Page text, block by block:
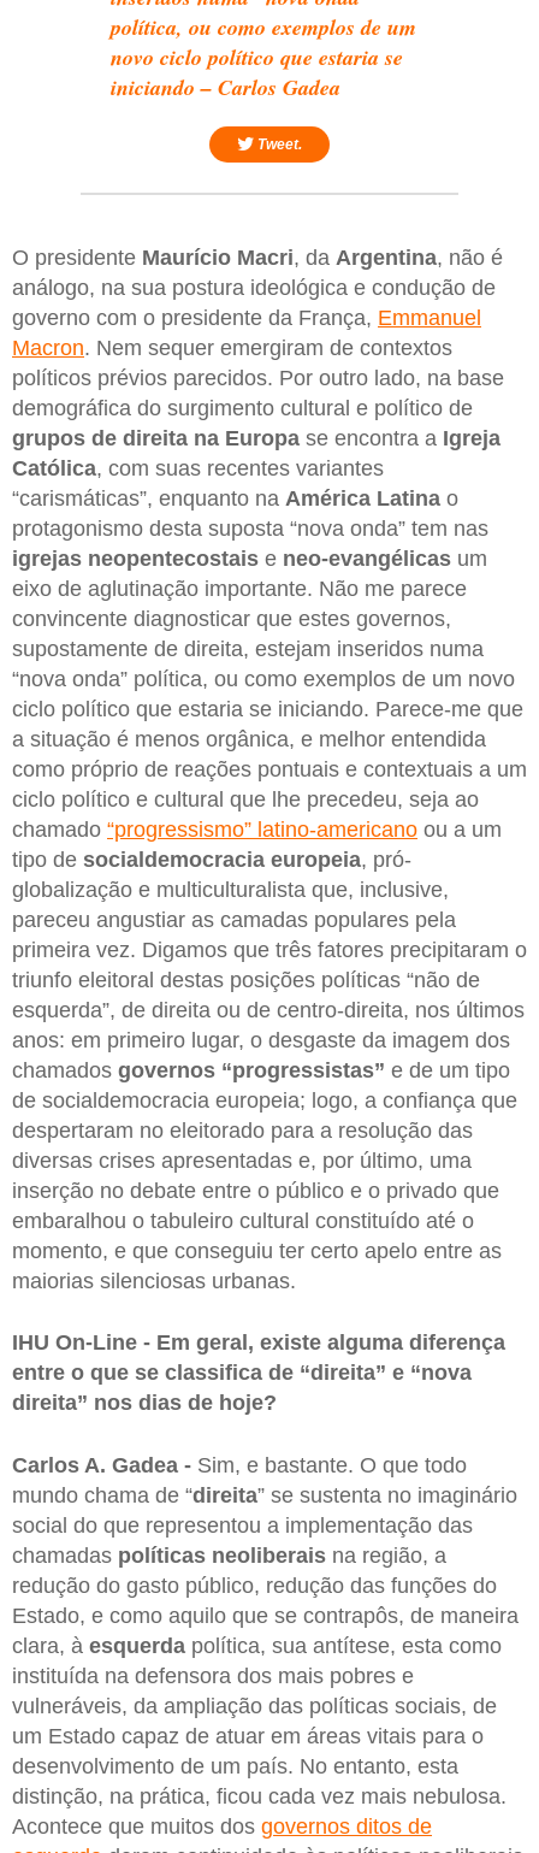
política, ou como exemplos de um
novo ciclo político que estaria se
iniciando – Carlos Gadea
Tweet.
O presidente Maurício Macri, da Argentina, não é
análogo, na sua postura ideológica e condução de
governo com o presidente da França, Emmanuel
Macron. Nem sequer emergiram de contextos
políticos prévios parecidos. Por outro lado, na base
demográfica do surgimento cultural e político de
grupos de direita na Europa se encontra a Igreja
Católica, com suas recentes variantes
“carismáticas”, enquanto na América Latina o
protagonismo desta suposta “nova onda” tem nas
igrejas neopentecostais e neo-evangélicas um
eixo de aglutinação importante. Não me parece
convincente diagnosticar que estes governos,
supostamente de direita, estejam inseridos numa
“nova onda” política, ou como exemplos de um novo
ciclo político que estaria se iniciando. Parece-me que
a situação é menos orgânica, e melhor entendida
como próprio de reações pontuais e contextuais a um
ciclo político e cultural que lhe precedeu, seja ao
chamado “progressismo” latino-americano ou a um
tipo de socialdemocracia europeia, pró-
globalização e multiculturalista que, inclusive,
pareceu angustiar as camadas populares pela
primeira vez. Digamos que três fatores precipitaram o
triunfo eleitoral destas posições políticas “não de
esquerda”, de direita ou de centro-direita, nos últimos
anos: em primeiro lugar, o desgaste da imagem dos
chamados governos “progressistas” e de um tipo
de socialdemocracia europeia; logo, a confiança que
despertaram no eleitorado para a resolução das
diversas crises apresentadas e, por último, uma
inserção no debate entre o público e o privado que
embaralhou o tabuleiro cultural constituído até o
momento, e que conseguiu ter certo apelo entre as
maiorias silenciosas urbanas.
IHU On-Line - Em geral, existe alguma diferença
entre o que se classifica de “direita” e “nova
direita” nos dias de hoje?
Carlos A. Gadea - Sim, e bastante. O que todo
mundo chama de “direita” se sustenta no imaginário
social do que representou a implementação das
chamadas políticas neoliberais na região, a
redução do gasto público, redução das funções do
Estado, e como aquilo que se contrapôs, de maneira
clara, à esquerda política, sua antítese, esta como
instituída na defensora dos mais pobres e
vulneráveis, da ampliação das políticas sociais, de
um Estado capaz de atuar em áreas vitais para o
desenvolvimento de um país. No entanto, esta
distinção, na prática, ficou cada vez mais nebulosa.
Acontece que muitos dos governos ditos de